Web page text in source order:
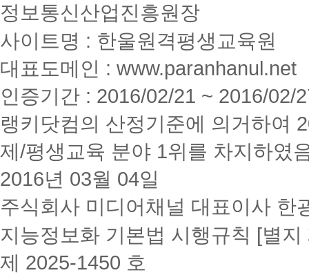
정보통신산업진흥원장
사이트명 : 한울원격평생교육원
대표도메인 : www.paranhanul.net
인증기간 : 2016/02/21 ~ 2016/02/
랭키닷컴의 산정기준에 의거하여
제/평생교육 분야 1위를 차지하였
2016년 03월 04일
주식회사 미디어채널 대표이사 한
지능정보화 기본법 시행규칙 [별지
제 2025-1450 호